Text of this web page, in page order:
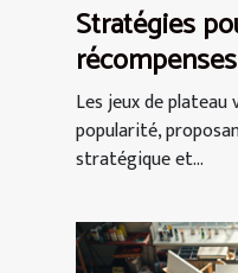
Stratégies
plateau
Les jeux de
popularité,
stratégique et...